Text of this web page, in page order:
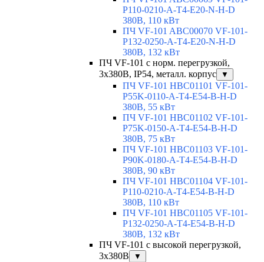
P110-0210-A-T4-E20-N-H-D
380В, 110 кВт
ПЧ VF-101 ABC00070 VF-101-
P132-0250-A-T4-E20-N-H-D
380В, 132 кВт
ПЧ VF-101 с норм. перегрузкой,
3х380В, IP54, металл. корпус
▼
ПЧ VF-101 HBC01101 VF-101-
P55K-0110-A-T4-E54-B-H-D
380В, 55 кВт
ПЧ VF-101 HBC01102 VF-101-
P75K-0150-A-T4-E54-B-H-D
380В, 75 кВт
ПЧ VF-101 HBC01103 VF-101-
P90K-0180-A-T4-E54-B-H-D
380В, 90 кВт
ПЧ VF-101 HBC01104 VF-101-
P110-0210-A-T4-E54-B-H-D
380В, 110 кВт
ПЧ VF-101 HBC01105 VF-101-
P132-0250-A-T4-E54-B-H-D
380В, 132 кВт
ПЧ VF-101 с высокой перегрузкой,
3x380В
▼